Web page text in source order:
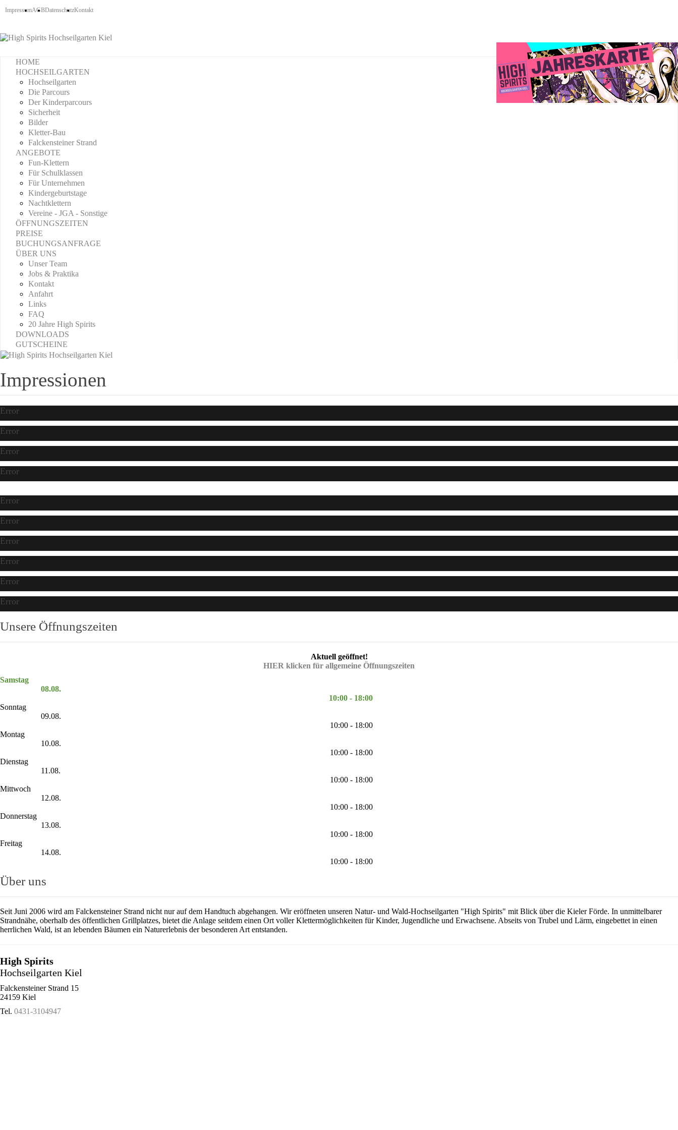
ImpressumAGBDatenschutzKontakt
HOME
HOCHSEILGARTEN
Hochseilgarten
Die Parcours
Der Kinderparcours
Sicherheit
Bilder
Kletter-Bau
Falckensteiner Strand
ANGEBOTE
Fun-Klettern
Für Schulklassen
Für Unternehmen
Kindergeburtstage
Nachtklettern
Vereine - JGA - Sonstige
ÖFFNUNGSZEITEN
PREISE
BUCHUNGSANFRAGE
ÜBER UNS
Unser Team
Jobs & Praktika
Kontakt
Anfahrt
Links
FAQ
20 Jahre High Spirits
DOWNLOADS
GUTSCHEINE
Impressionen
Error
Error
Error
Error
Error
Error
Error
Error
Error
Error
Unsere Öffnungszeiten
Aktuell geöffnet!
HIER klicken für allgemeine Öffnungszeiten
Samstag
08.08.
10:00 - 18:00
Sonntag
09.08.
10:00 - 18:00
Montag
10.08.
10:00 - 18:00
Dienstag
11.08.
10:00 - 18:00
Mittwoch
12.08.
10:00 - 18:00
Donnerstag
13.08.
10:00 - 18:00
Freitag
14.08.
10:00 - 18:00
Über uns
Seit Juni 2006 wird am Falckensteiner Strand nicht nur auf dem Handtuch abgehangen. Wir eröffneten unseren Natur- und Wald-Hochseilgarten "High Spirits" mit Blick über die Kieler Förde. In unmittelbarer
Strandnähe, oberhalb des öffentlichen Grillplatzes, bietet die Anlage seitdem einen Ort voller Klettermöglichkeiten für Kinder, Jugendliche und Erwachsene. Abseits von Trubel und Lärm, eingebettet in einen
herrlichen Wald, ist an lebenden Bäumen ein Naturerlebnis der besonderen Art entstanden.
High Spirits
Hochseilgarten Kiel
Falckensteiner Strand 15
24159 Kiel
Tel. 0431-3104947